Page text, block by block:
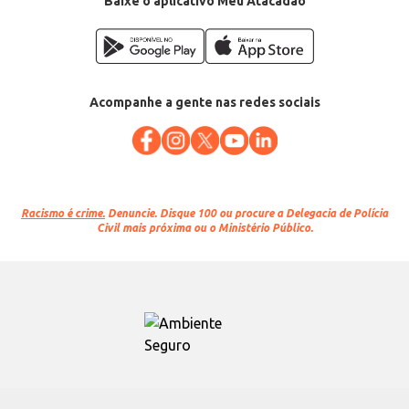
Acompanhe a gente nas redes sociais
Racismo é crime. Denuncie. Disque 100 ou procure a Delegacia de Polícia
Civil mais próxima ou o Ministério Público.